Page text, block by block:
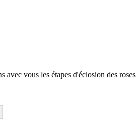
avec vous les étapes d'éclosion des roses